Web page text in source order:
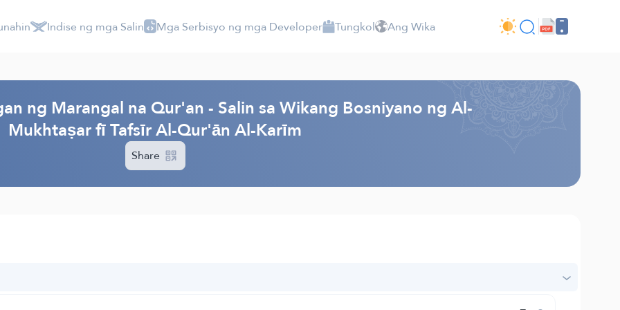
Indise ng mga Salin Mga Serbisyo ng mga Developer Tungkol Ang Wika
ng Marangal na Qur'an - Salin sa Wikang Bosniyano ng Al-
Mukhtaṣar fī Tafsīr Al-Qur'ān Al-Karīm
Share